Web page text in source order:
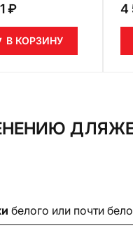
₽
В КОРЗИНУ
4
белого или почти